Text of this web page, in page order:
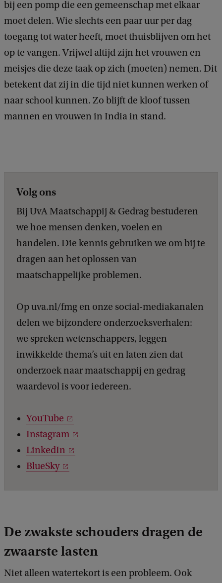
m
o
bij een pomp die een gemeenschap met elkaar
moet delen. Wie slechts een paar uur per dag
toegang tot water heeft, moet thuisblijven om het
op te vangen. Vrijwel altijd zijn het vrouwen en
meisjes die deze taak op zich (moeten) nemen. Dit
betekent dat zij in die tijd niet kunnen werken of
naar school kunnen. Zo blijft de kloof tussen
mannen en vrouwen in India in stand.
Volg ons
Bij UvA Maatschappij & Gedrag bestuderen
we hoe mensen denken, voelen en
handelen. Die kennis gebruiken we om bij te
dragen aan het oplossen van
maatschappelijke problemen.
Op uva.nl/fmg en onze social-mediakanalen
delen we bijzondere onderzoeksverhalen:
we spreken wetenschappers, leggen
inwikkelde thema’s uit en laten zien dat
onderzoek naar maatschappij en gedrag
waardevol is voor iedereen.
YouTube
Instagram
LinkedIn
BlueSky
De zwakste schouders dragen de
zwaarste lasten
Niet alleen watertekort is een probleem. Ook